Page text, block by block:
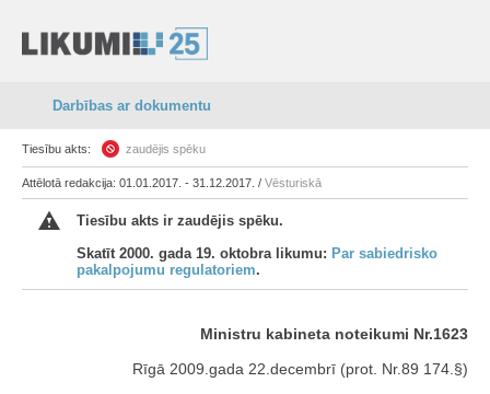
Darbības ar dokumentu
Tiesību akts: zaudējis spēku
Attēlotā redakcija: 01.01.2017. - 31.12.2017. / Vēsturiskā
Tiesību akts ir zaudējis spēku.
Skatīt 2000. gada 19. oktobra likumu: Par sabiedrisko
pakalpojumu regulatoriem.
Ministru kabineta noteikumi Nr.1623
Rīgā 2009.gada 22.decembrī (prot. Nr.89 174.§)